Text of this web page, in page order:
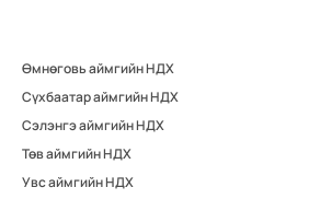
Өмнөговь аймгийн НДХ
Сүхбаатар аймгийн НДХ
Сэлэнгэ аймгийн НДХ
Төв аймгийн НДХ
Увс аймгийн НДХ